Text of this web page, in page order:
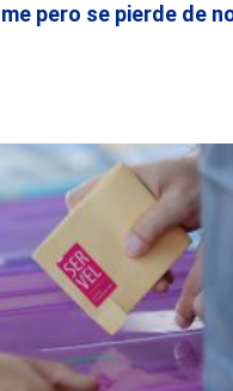
pero se pierde de